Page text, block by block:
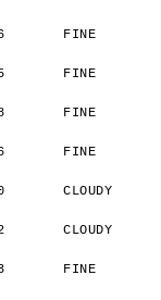
FINE
FINE
FINE
FINE
CLOUDY
CLOUDY
FINE